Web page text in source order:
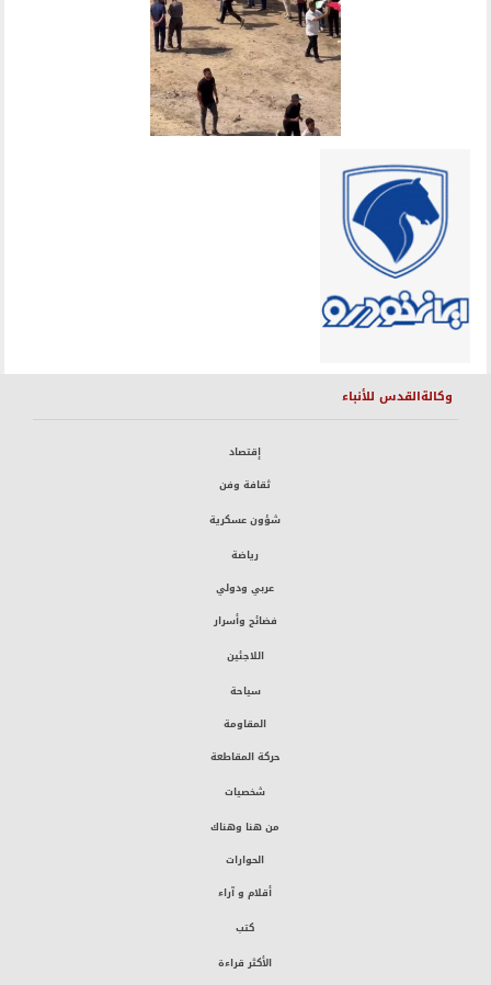
وكالةالقدس للأنباء
إقتصاد
ثقافة وفن
شؤون عسكرية
رياضة
عربي ودولي
فضائح وأسرار
اللاجئين
سياحة
المقاومة
حركة المقاطعة
شخصيات
من هنا وهناك
الحوارات
أقلام و آراء
كتب
الأكثر قراءة